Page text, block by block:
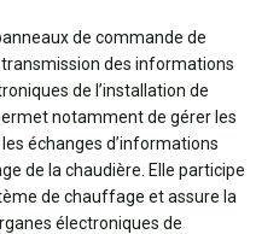
de commande de
des informations
de l’installation de
notamment de gérer les
échanges d’informations
de la chaudière. Elle participe
de chauffage et assure la
électroniques de